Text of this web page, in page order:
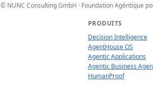
© NUNC Consulting GmbH · Foundation Agéntique
PRODUITS
Decision Intelligence
AgentHouse OS
Agentic Applications
Agentic Business
HumanProof